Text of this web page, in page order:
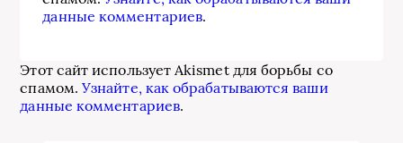
данные комментариев.
Этот сайт использует Akismet для борьбы со
спамом.Узнайте, как обрабатываются ваши
данные комментариев.